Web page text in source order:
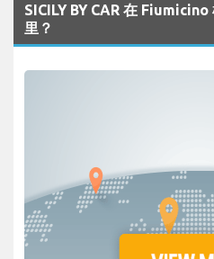
SICILY BY CAR 在
里？